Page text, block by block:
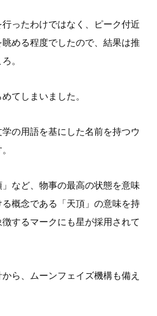
ったわけではなく、ピーク付近
める程度でしたので、結果は推
。
てしまいました。
の用語を基にした名前を持つウ
など、物事の最高の状態を意味
概念である「天頂」の意味を持
するマークにも星が採用されて
ら、ムーンフェイズ機構も備え